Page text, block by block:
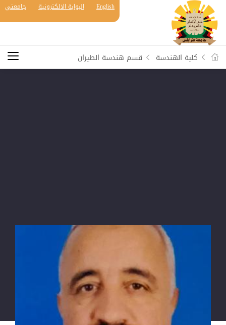
English البوابة الالكترونية جامعتي
كلية الهندسة قسم هندسة الطيران